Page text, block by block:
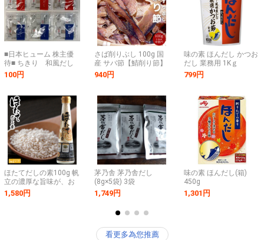
■日本ヒューム 株主優
待■ ちきり 和風だし
パック【6ｇ×6袋】 /賞
味期限2027年5月1日 /
おぶし、ちきり/B3
100円
ほたてだしの素100g 帆
立の濃厚な旨味が、お
手軽に料理の幅を広げ
ます。【ホタテ顆粒出
1,580円
さば削りぶし 100g 国
産 サバ節【鯖削り節】
中削り 厚さ0.5mm【メ
ール便対応】
940円
茅乃舎 茅乃舎だし
(8g×5袋) 3袋
1,749円
味の素 ほんだし かつお
だし 業務用 1Kｇ
799円
味の素 ほんだし(箱)
450g
1,301円
看更多為您推薦